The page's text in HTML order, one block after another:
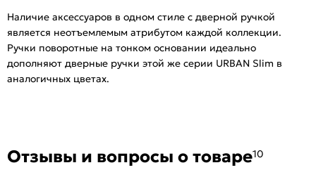
Наличие аксессуаров в одном стиле с дверной ручкой
является неотъемлемым атрибутом каждой коллекции.
Ручки поворотные на тонком основании идеально
дополняют дверные ручки этой же серии URBAN Slim в
аналогичных цветах.
Отзывы и вопросы о товаре10